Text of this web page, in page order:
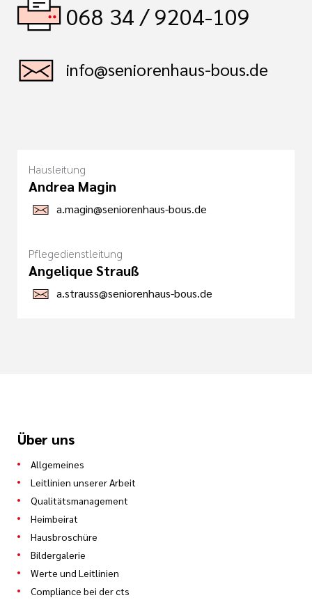
068 34 / 9204-109
info@seniorenhaus-bous.de
Hausleitung
Andrea Magin
a.magin@seniorenhaus-bous.de
Pflegedienstleitung
Angelique Strauß
a.strauss@seniorenhaus-bous.de
Über uns
Allgemeines
Leitlinien unserer Arbeit
Qualitätsmanagement
Heimbeirat
Hausbroschüre
Bildergalerie
Werte und Leitlinien
Compliance bei der cts